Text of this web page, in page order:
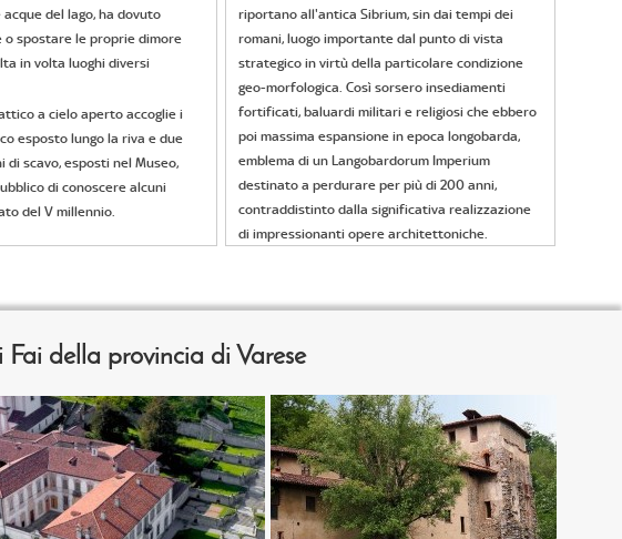
del lago, ha dovuto
o spostare le proprie dimore
in volta luoghi diversi
a cielo aperto accoglie i
esposto lungo la riva e due
di scavo, esposti nel Museo,
di conoscere alcuni
del V millennio.
riportano all'antica Sibrium, sin dai tempi dei
romani, luogo importante dal punto di vista
strategico in virtù della particolare condizione
geo-morfologica. Così sorsero insediamenti
fortificati, baluardi militari e religiosi che ebbero
poi massima espansione in epoca longobarda,
emblema di un Langobardorum Imperium
destinato a perdurare per più di 200 anni,
contraddistinto dalla significativa realizzazione
di impressionanti opere architettoniche.
Fai della provincia di Varese